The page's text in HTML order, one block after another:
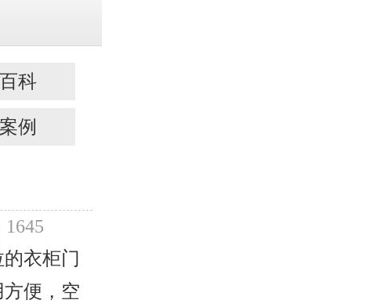
科
例
衣柜门
方便，空